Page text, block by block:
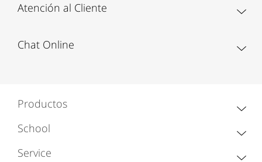
Atención al Cliente
Chat Online
Productos
School
Service